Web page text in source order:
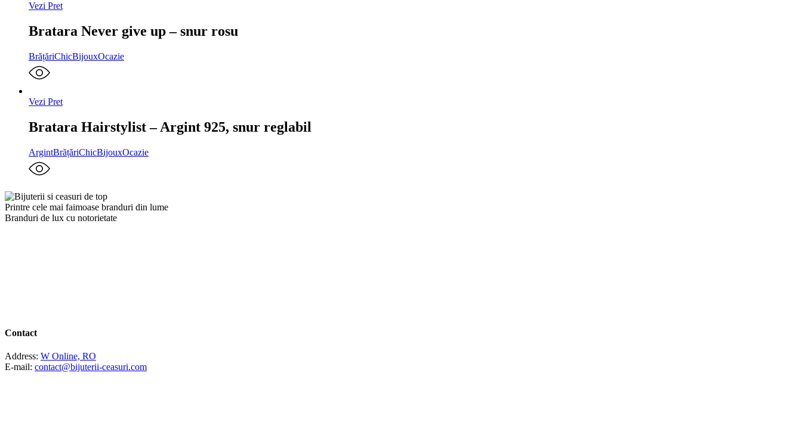
Vezi Pret
Bratara Never give up – snur rosu
BrățăriChicBijouxOcazie
Vezi Pret
Bratara Hairstylist – Argint 925, snur reglabil
ArgintBrățăriChicBijouxOcazie
Printre cele mai faimoase branduri din lume
Branduri de lux cu notorietate
Contact
Address: W Online, RO
E-mail: contact@bijuterii-ceasuri.com